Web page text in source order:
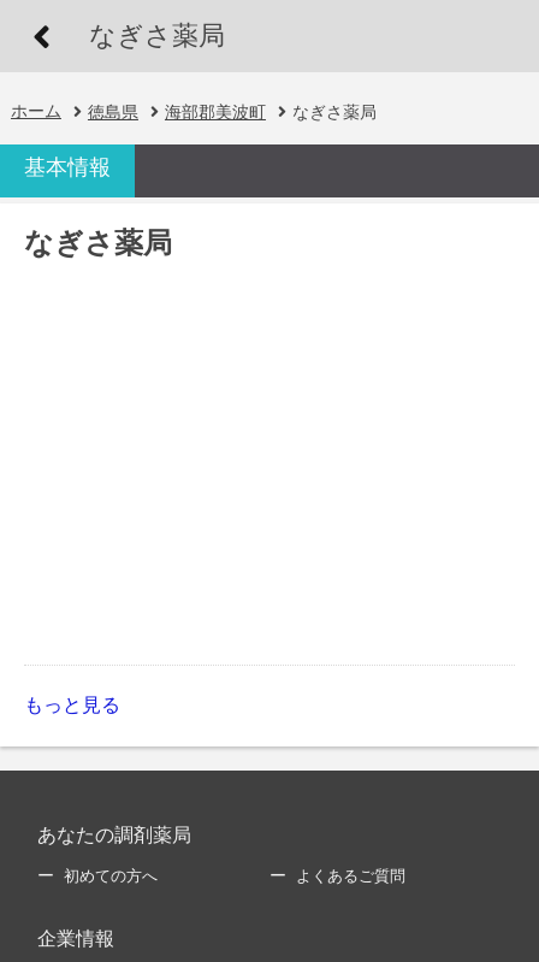
なぎさ薬局
ホーム 徳島県 海部郡美波町 なぎさ薬局
基本情報
なぎさ薬局
もっと見る
あなたの調剤薬局
初めての方へ よくあるご質問
企業情報